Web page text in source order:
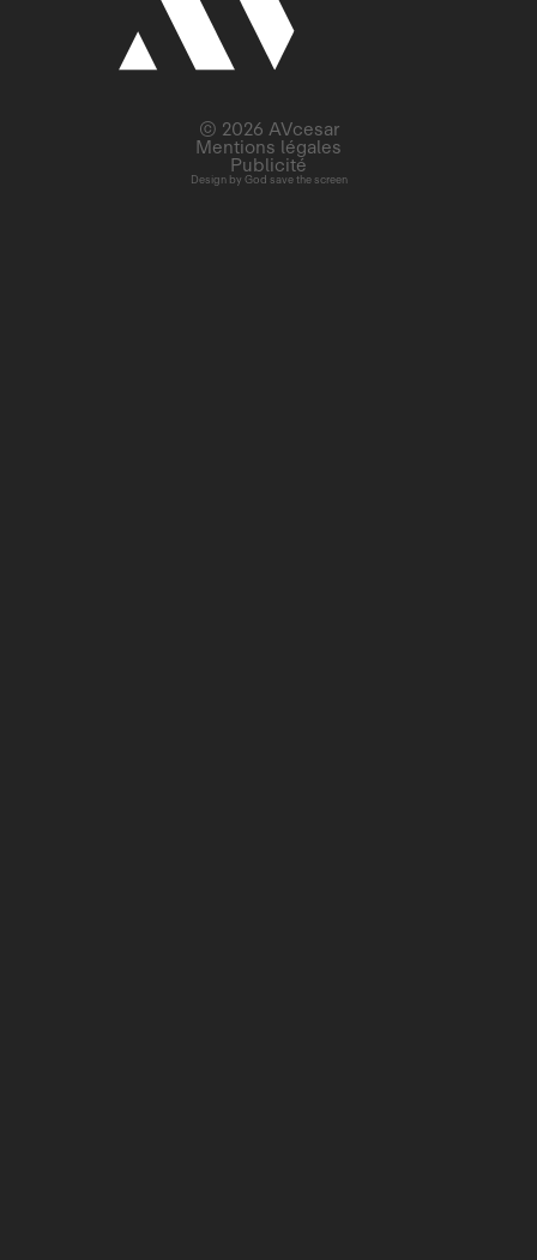
Design by God save the screen
© 2026 AVcesar
Mentions légales
Publicité